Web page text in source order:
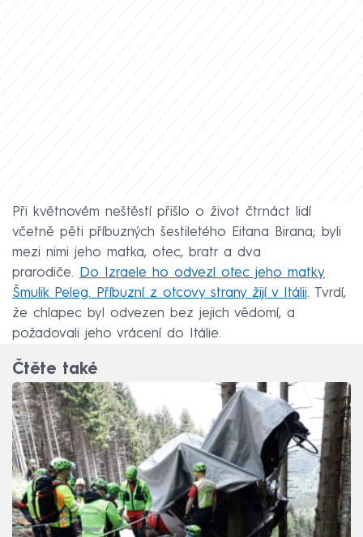
Při květnovém neštěstí přišlo o život čtrnáct lidí
včetně pěti příbuzných šestiletého Eitana Birana; byli
mezi nimi jeho matka, otec, bratr a dva
prarodiče. Do Izraele ho odvezl otec jeho matky
Šmulik Peleg. Příbuzní z otcovy strany žijí v Itálii. Tvrdí,
že chlapec byl odvezen bez jejich vědomí, a
požadovali jeho vrácení do Itálie.
Čtěte také